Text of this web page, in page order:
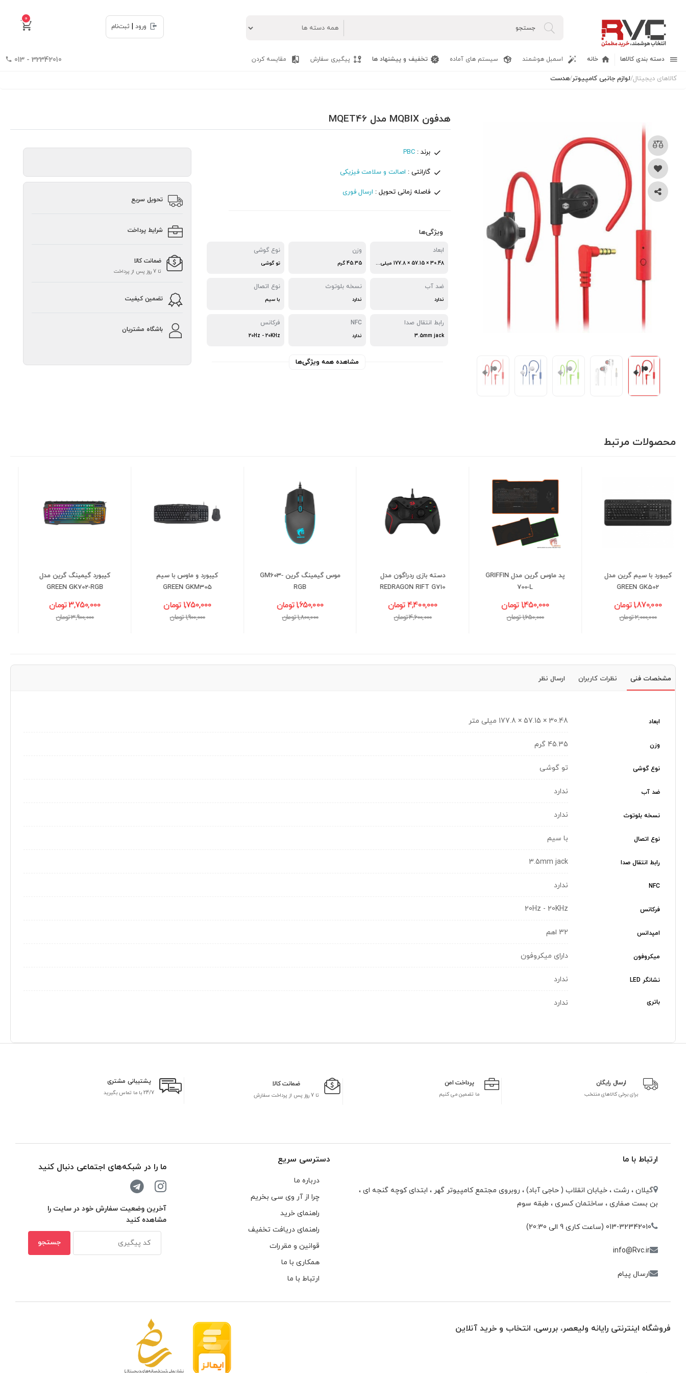
0
ورود
ثبت‌نام
دسته بندی کالاها خانه اسمبل هوشمند سیستم های آماده تخفیف و پیشنهاد ها پیگیری سفارش مقایسه کردن 32342010 - 013
کالاهای دیجیتال/لوازم جانبی کامپیوتر/هدست
هدفون MQBIX مدل MQET46
برند : PBC
گارانتی : اصالت و سلامت فیزیکی
فاصله زمانی تحویل : ارسال فوری
ویژگی‌ها
ابعاد
30.48 × 57.15 × 177.8 میلی متر
وزن
45.35 گرم
نوع گوشی
تو گوشی
ضد آب
ندارد
نسخه بلوتوث
ندارد
نوع اتصال
با سیم
رابط انتقال صدا
3.5mm jack
NFC
ندارد
فرکانس
20Hz - 20KHz
مشاهده همه ویژگی‌ها
تحویل سریع
شرایط پرداخت
ضمانت کالا
تا 7 روز پس از پرداخت
تضمین کیفیت
باشگاه مشتریان
محصولات مرتبط
پد ماوس گرین مدل GRIFFIN
700-L
1,450,000 تومان
1,650,000 تومان
دسته بازی ردراگون مدل
REDRAGON RIFT G710
4,400,000 تومان
4,600,000 تومان
موس گیمینگ گرین GM603-
RGB
1,650,000 تومان
1,800,000 تومان
کیبورد و ماوس با سیم
GREEN GKM305
1,750,000 تومان
1,900,000 تومان
کیبورد گیمینگ گرین مدل
GREEN GK702-RGB
3,750,000 تومان
3,900,000 تومان
کیبورد با سیم Green GK301
1,450,000 تومان
1,600,000 تومان
مشخصات فنی نظرات کاربران ارسال نظر
ابعاد 30.48 × 57.15 × 177.8 میلی متر
وزن 45.35 گرم
نوع گوشی تو گوشی
ضد آب ندارد
نسخه بلوتوث ندارد
نوع اتصال با سیم
رابط انتقال صدا 3.5mm jack
NFC ندارد
فرکانس 20Hz - 20KHz
امپدانس 32 اهم
میکروفون دارای میکروفون
نشانگر LED ندارد
باتری ندارد
ارسال رایگان
برای برخی کالاهای منتخب
پرداخت امن
ما تضمین می کنیم
ضمانت کالا
تا 7 روز پس از پرداخت سفارش
پشتیبانی مشتری
24/7 با ما تماس بگیرید
ارتباط با ما
گیلان ، رشت ، خيابان انقلاب ( حاجی آباد) ، روبروی مجتمع كامپيوتر گهر ، ابتدای كوچه گنجه ای ،
بن بست صفاری ، ساختمان كسری ، طبقه سوم
013-32342010 (ساعت کاری 9 الی 20:30)
info@Rvc.ir
ارسال پیام
دسترسی سریع
درباره ما
چرا از آر وی سی بخریم
راهنمای خرید
راهنمای دریافت تخفیف
قوانین و مقررات
همکاری با ما
ارتباط با ما
ما را در شبکه‌های اجتماعی دنبال کنید
آخرین وضعیت سفارش خود در سایت را
مشاهده کنید
فروشگاه اینترنتی رایانه ولیعصر، بررسی، انتخاب و خرید آنلاین